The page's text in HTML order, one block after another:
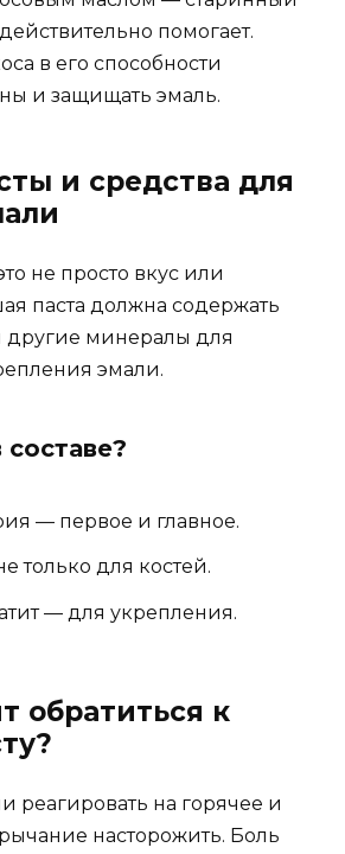
помогает.
в его способности
и защищать эмаль.
и средства для
не просто вкус или
паста должна содержать
другие минералы для
эмали.
составе?
— первое и главное.
только для костей.
— для укрепления.
обратиться к
реагировать на горячее и
насторожить. Боль